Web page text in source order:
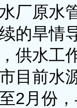
厂原水
的旱情
供水工
目前水
2月份